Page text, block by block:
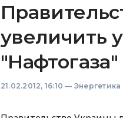
увеличить
"Нафтогаза"
21.02.2012, 16:10 — Энергетика